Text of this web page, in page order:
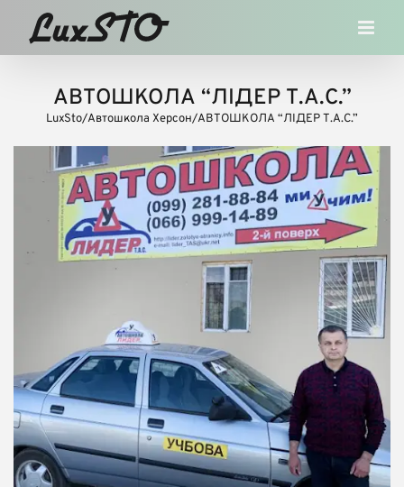
content
АВТОШКОЛА “ЛІДЕР Т.А.С.”
LuxSto/Автошкола Херсон/АВТОШКОЛА “ЛІДЕР Т.А.С.”